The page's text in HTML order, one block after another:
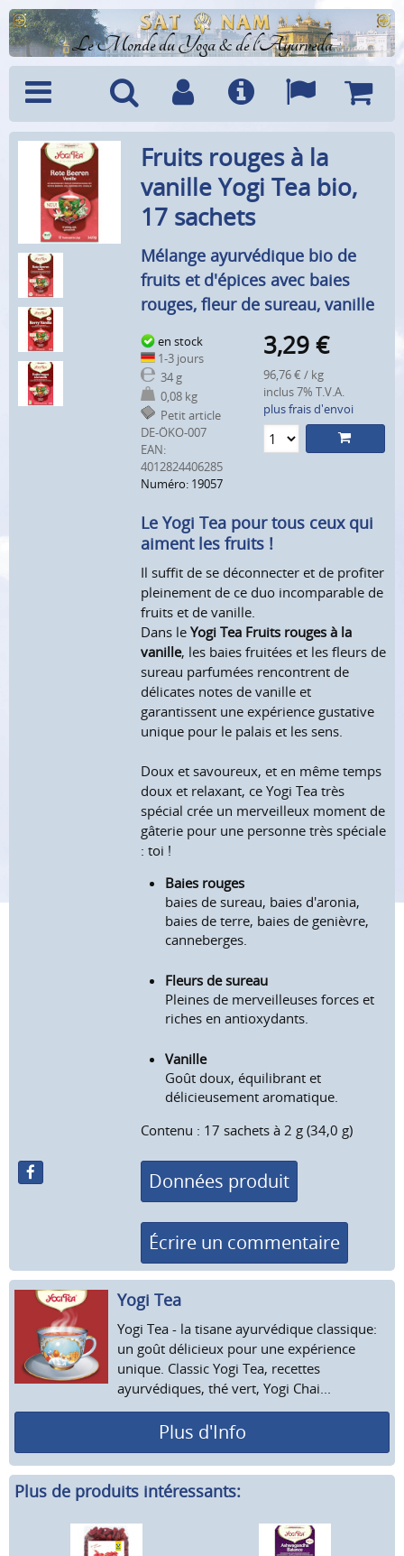
Le Monde du Yoga & de l'Ayurveda
Menu Recherche
CompteInfo Langues
Fruits rouges à la
vanille Yogi Tea bio,
17 sachets
Mélange ayurvédique bio de
fruits et d'épices avec baies
rouges, fleur de sureau, vanille
en stock
1-3 jours
34 g
0,08 kg
Petit article
DE-ÖKO-007
EAN:
4012824406285
Numéro: 19057
3,29 €
96,76 € / kg
inclus 7% T.V.A.
plus frais d'envoi
Le Yogi Tea pour tous ceux qui
aiment les fruits !
Il suffit de se déconnecter et de profiter
pleinement de ce duo incomparable de
fruits et de vanille.
Dans leYogi Tea Fruits rouges à la
vanille, les baies fruitées et les fleurs de
sureau parfumées rencontrent de
délicates notes de vanille et
garantissent une expérience gustative
unique pour le palais et les sens.
Doux et savoureux, et en même temps
doux et relaxant, ce Yogi Tea très
spécial crée un merveilleux moment de
gâterie pour une personne très spéciale
: toi !
Baies rouges
baies de sureau, baies d'aronia,
baies de terre, baies de genièvre,
canneberges.
Fleurs de sureau
Pleines de merveilleuses forces et
riches en antioxydants.
Vanille
Goût doux, équilibrant et
délicieusement aromatique.
Contenu : 17 sachets à 2 g (34,0 g)
Données produit
Écrire un commentaire
Yogi Tea
Yogi Tea - la tisane ayurvédique classique:
un goût délicieux pour une expérience
unique. Classic Yogi Tea, recettes
ayurvédiques, thé vert, Yogi Chai...
Plus d'Info
Plus de produits intéressants: